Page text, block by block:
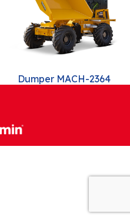
Dumper MACH-2364